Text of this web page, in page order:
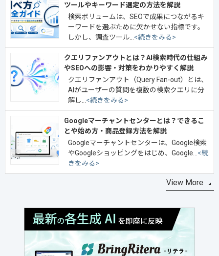
ツールやキーワード選定の方法を解説
検索ボリュームは、SEOで成果につながるキ
ーワードを選ぶために欠かせない指標です。
しかし、調査ツール… <続きをみる>
クエリファンアウトとは？AI検索時代の仕組み
やSEOへの影響・対策をわかりやすく解説
クエリファンアウト（Query Fan-out）とは、
AIがユーザーの質問を複数の検索クエリに分
解し… <続きをみる>
Googleマーチャントセンターとは？できるこ
とや始め方・商品登録方法を解説
Googleマーチャントセンターは、Google検索
やGoogleショッピングをはじめ、Google… <続
きをみる>
View More